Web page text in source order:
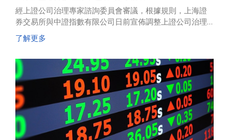
經上證公司治理專家諮詢委員會審議，根據規則，上海證
券交易所與中證指數有限公司日前宣佈調整上證公司治理
板塊公司名單，上證公司治理指數、上證180公司治理指
數、上證社會責任指數樣本股隨之進行調整。本次樣本股
了解更多